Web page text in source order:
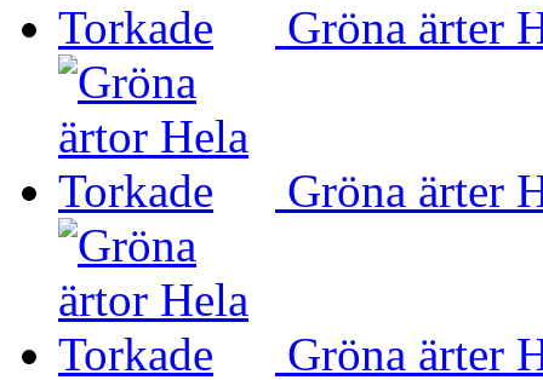
Gröna ärter
Gröna ärter
Gröna ärter